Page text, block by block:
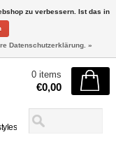
0 items
€0,00
zu verbessern. Ist das in
Datenschutzerklärung. »